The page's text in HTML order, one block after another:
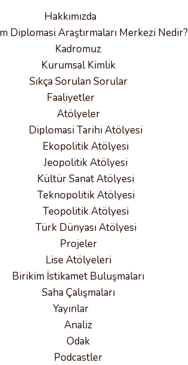
Hakkımızda
Diplomasi Araştırmaları Merkezi Nedir?
Kadromuz
Kurumsal Kimlik
Sıkça Sorulan Sorular
Faaliyetler
Atölyeler
Diplomasi Tarihi Atölyesi
Ekopolitik Atölyesi
Jeopolitik Atölyesi
Kültür Sanat Atölyesi
Teknopolitik Atölyesi
Teopolitik Atölyesi
Türk Dünyası Atölyesi
Projeler
Lise Atölyeleri
Birikim İstikamet Buluşmaları
Saha Çalışmaları
Yayınlar
Analiz
Odak
Podcastler